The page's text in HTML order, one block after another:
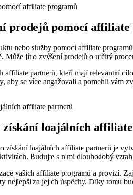
prodejů pomocí
nebo služby pomocí affiliate
Může jít o zvýšení prodejů o určitý
affiliate partnerů, kteří mají relevantní
aby se více angažovali a pomohli vám
získání loajálních
získání loajálních affiliate partnerů je
Budujte s nimi dlouhodobý
vašich affiliate programů a provizí.
nejlepší za jejich úspěchy. Díky tomu